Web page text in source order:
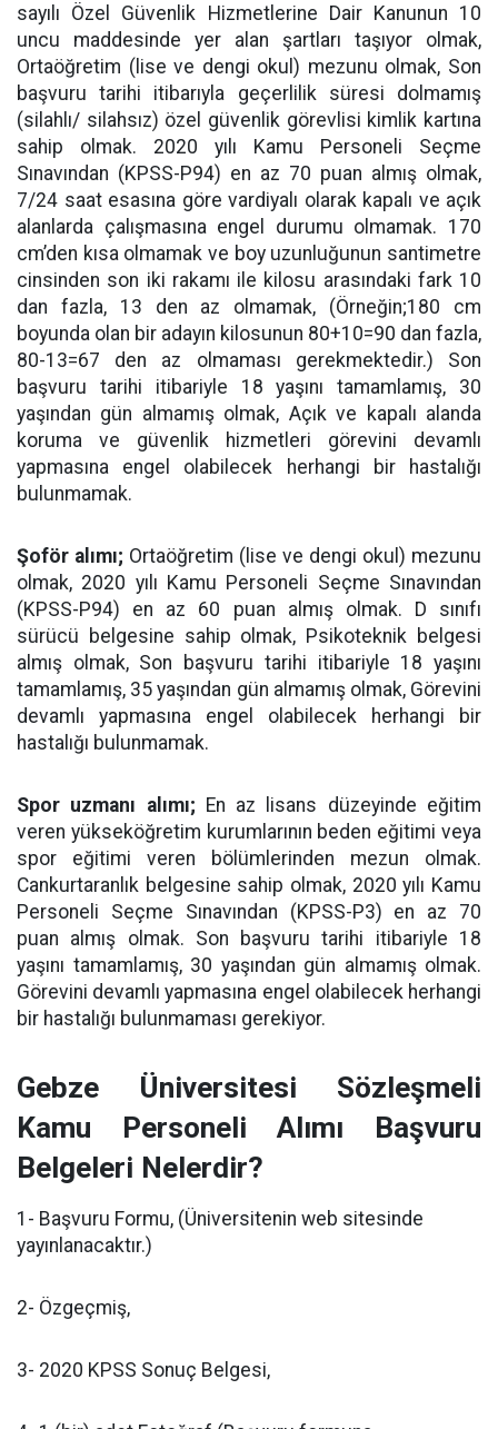
sayılı Özel Güvenlik Hizmetlerine Dair Kanunun 10
uncu maddesinde yer alan şartları taşıyor olmak,
Ortaöğretim (lise ve dengi okul) mezunu olmak, Son
başvuru tarihi itibarıyla geçerlilik süresi dolmamış
(silahlı/ silahsız) özel güvenlik görevlisi kimlik kartına
sahip olmak. 2020 yılı Kamu Personeli Seçme
Sınavından (KPSS-P94) en az 70 puan almış olmak,
7/24 saat esasına göre vardiyalı olarak kapalı ve açık
alanlarda çalışmasına engel durumu olmamak. 170
cm’den kısa olmamak ve boy uzunluğunun santimetre
cinsinden son iki rakamı ile kilosu arasındaki fark 10
dan fazla, 13 den az olmamak, (Örneğin;180 cm
boyunda olan bir adayın kilosunun 80+10=90 dan fazla,
80-13=67 den az olmaması gerekmektedir.) Son
başvuru tarihi itibariyle 18 yaşını tamamlamış, 30
yaşından gün almamış olmak, Açık ve kapalı alanda
koruma ve güvenlik hizmetleri görevini devamlı
yapmasına engel olabilecek herhangi bir hastalığı
bulunmamak.
Şoför alımı; Ortaöğretim (lise ve dengi okul) mezunu
olmak, 2020 yılı Kamu Personeli Seçme Sınavından
(KPSS-P94) en az 60 puan almış olmak. D sınıfı
sürücü belgesine sahip olmak, Psikoteknik belgesi
almış olmak, Son başvuru tarihi itibariyle 18 yaşını
tamamlamış, 35 yaşından gün almamış olmak, Görevini
devamlı yapmasına engel olabilecek herhangi bir
hastalığı bulunmamak.
Spor uzmanı alımı; En az lisans düzeyinde eğitim
veren yükseköğretim kurumlarının beden eğitimi veya
spor eğitimi veren bölümlerinden mezun olmak.
Cankurtaranlık belgesine sahip olmak, 2020 yılı Kamu
Personeli Seçme Sınavından (KPSS-P3) en az 70
puan almış olmak. Son başvuru tarihi itibariyle 18
yaşını tamamlamış, 30 yaşından gün almamış olmak.
Görevini devamlı yapmasına engel olabilecek herhangi
bir hastalığı bulunmaması gerekiyor.
Gebze Üniversitesi Sözleşmeli
Kamu Personeli Alımı Başvuru
Belgeleri Nelerdir?
1- Başvuru Formu, (Üniversitenin web sitesinde
yayınlanacaktır.)
2- Özgeçmiş,
3- 2020 KPSS Sonuç Belgesi,